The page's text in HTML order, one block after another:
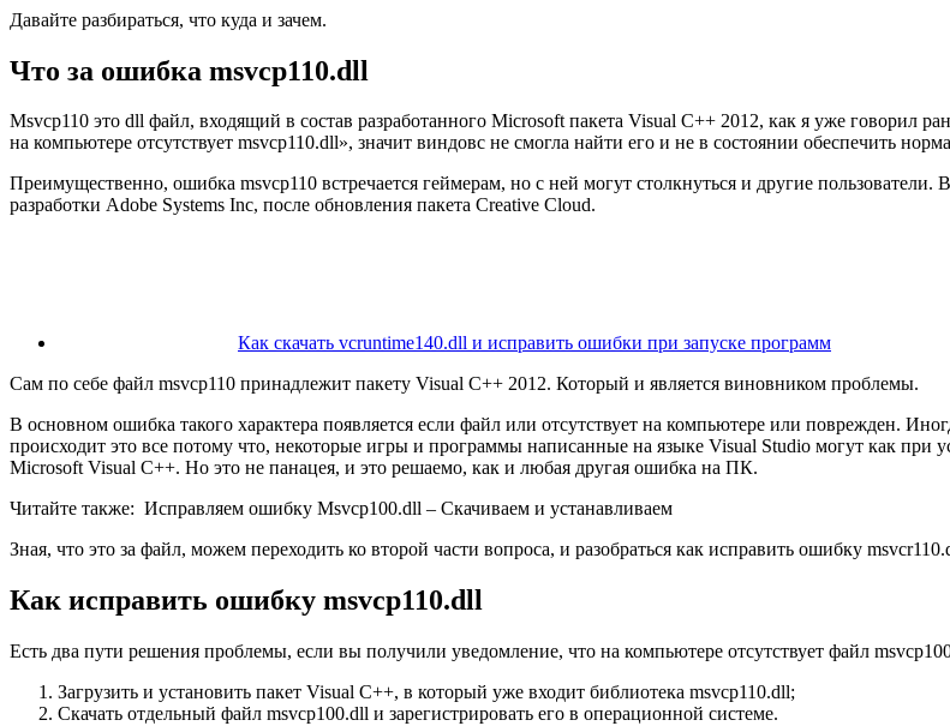
Давайте разбираться, что куда и зачем.
Что за ошибка msvcp110.dll
Msvcp110 это dll файл, входящий в состав разработанного Microsoft пакета Visual C++ 2012, как я уже говорил
на компьютере отсутствует msvcp110.dll», значит виндовс не смогла найти его и не в состоянии обеспечить
Преимущественно, ошибка msvcp110 встречается геймерам, но с ней могут столкнуться и другие
разработки Adobe Systems Inс, после обновления пакета Creative Cloud.
Как скачать vcruntime140.dll и исправить ошибки при запуске программ
Сам по себе файл msvcp110 принадлежит пакету Visual C++ 2012. Который и является виновником проблемы.
В основном ошибка такого характера появляется если файл или отсутствует на компьютере или поврежден.
происходит это все потому что, некоторые игры и программы написанные на языке Visual Studio могут как при
Microsoft Visual C++. Но это не панацея, и это решаемо, как и любая другая ошибка на ПК.
Читайте также: Исправляем ошибку Msvcp100.dll – Скачиваем и устанавливаем
Зная, что это за файл, можем переходить ко второй части вопроса, и разобраться как исправить ошибку
Как исправить ошибку msvcp110.dll
Есть два пути решения проблемы, если вы получили уведомление, что на компьютере отсутствует файл
Загрузить и установить пакет Visual C++, в который уже входит библиотека msvcp110.dll;
Скачать отдельный файл msvcp100.dll и зарегистрировать его в операционной системе.